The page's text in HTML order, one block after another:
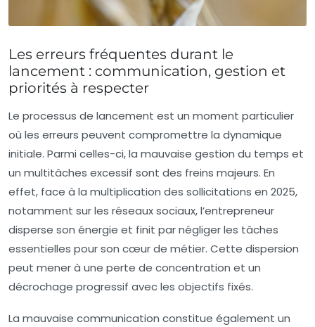
Les erreurs fréquentes durant le
lancement : communication, gestion et
priorités à respecter
Le processus de lancement est un moment particulier
où les erreurs peuvent compromettre la dynamique
initiale. Parmi celles-ci, la mauvaise gestion du temps et
un multitâches excessif sont des freins majeurs. En
effet, face à la multiplication des sollicitations en 2025,
notamment sur les réseaux sociaux, l’entrepreneur
disperse son énergie et finit par négliger les tâches
essentielles pour son cœur de métier. Cette dispersion
peut mener à une perte de concentration et un
décrochage progressif avec les objectifs fixés.
La mauvaise communication constitue également un